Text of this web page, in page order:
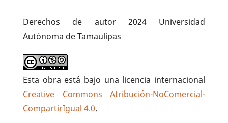
Derechos de autor 2024 Universidad
Autónoma de Tamaulipas
Esta obra está bajo una licencia internacional
Creative Commons Atribución-NoComercial-
CompartirIgual 4.0.